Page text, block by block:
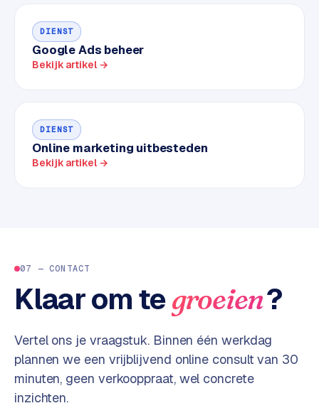
e
l
5
1
C
y
c
l
e
o
e
o
C
o
m
DIENST
Google Ads beheer
Bekijk artikel →
DIENST
Online marketing uitbesteden
Bekijk artikel →
07 — CONTACT
Klaar om tegroeien?
Vertel ons je vraagstuk. Binnen één werkdag
plannen we een vrijblijvend online consult van 30
minuten, geen verkooppraat, wel concrete
inzichten.